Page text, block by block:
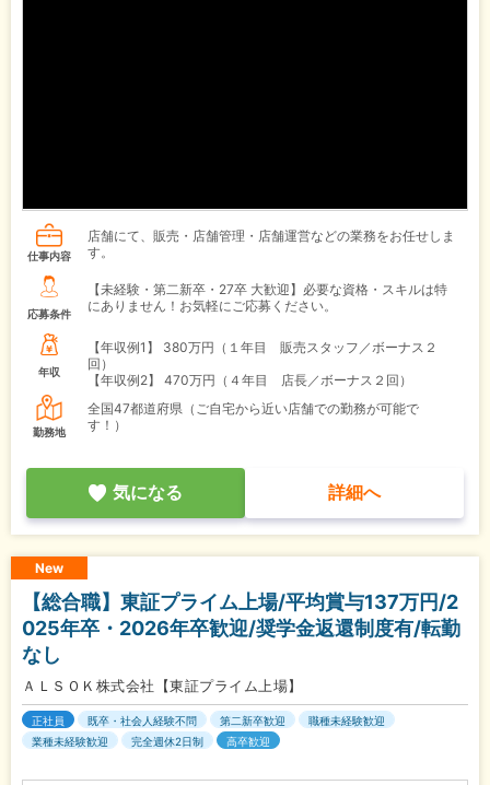
仕事内容
店舗にて、販売・店舗管理・店舗運営などの業務をお任せしま
す。
応募条件
【未経験・第二新卒・27卒 大歓迎】必要な資格・スキルは特
にありません！お気軽にご応募ください。
年収
【年収例1】
380万円（１年目 販売スタッフ／ボーナス２
回）
【年収例2】
470万円（４年目 店長／ボーナス２回）
勤務地
全国47都道府県（ご自宅から近い店舗での勤務が可能で
す！）
気になる 詳細へ
New
【総合職】東証プライム上場/平均賞与137万円/2
025年卒・2026年卒歓迎/奨学金返還制度有/転勤
なし
ＡＬＳＯＫ株式会社【東証プライム上場】
正社員 既卒・社会人経験不問 第二新卒歓迎
職種未経験歓迎
業種未経験歓迎
完全週休2日制 高卒歓迎